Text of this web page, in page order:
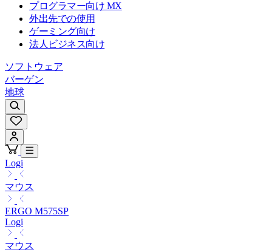
プログラマー向け MX
外出先での使用
ゲーミング向け
法人ビジネス向け
ソフトウェア
バーゲン
地球
Logi
マウス
ERGO M575SP
Logi
マウス